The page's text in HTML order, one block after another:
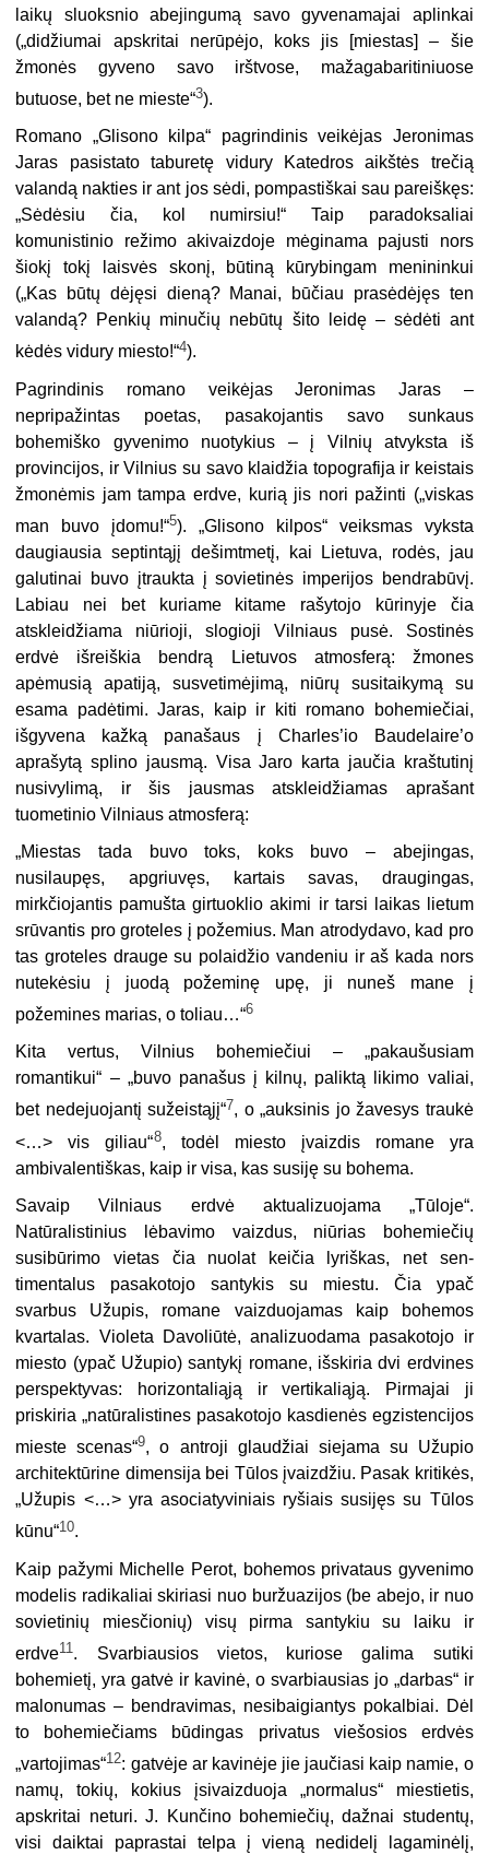
laikų sluoksnio abejingumą savo gyvena­majai aplinkai
(„didžiumai apskritai nerūpėjo, koks jis [miestas] – šie
žmonės gyveno savo irštvose, mažagabaritiniuose
butuose, bet ne mieste“3).
Romano „Glisono kilpa“ pagrindinis veikėjas Jeronimas
Jaras pasistato tabu­retę vidury Katedros aikštės trečią
valandą nakties ir ant jos sėdi, pompastiškai sau pareiškęs:
„Sėdėsiu čia, kol numirsiu!“ Taip paradoksaliai
komunistinio reži­mo akivaizdoje mėginama pajusti nors
šiokį tokį laisvės skonį, būtiną kūry­bingam menininkui
(„Kas būtų dėjęsi dieną? Manai, būčiau prasėdėjęs ten
valandą? Penkių minučių nebūtų šito leidę – sėdėti ant
kėdės vidury miesto!“4).
Pagrindinis romano veikėjas Jeronimas Jaras –
nepripažintas poetas, pasako­jantis savo sunkaus
bohemiško gyvenimo nuotykius – į Vilnių atvyksta iš
provin­cijos, ir Vilnius su savo klaidžia topografija ir keistais
žmonėmis jam tampa erdve, kurią jis nori pažinti („viskas
man buvo įdomu!“5). „Glisono kilpos“ veiks­mas vyksta
daugiausia septintąjį dešimtmetį, kai Lietuva, rodės, jau
galutinai buvo įtraukta į sovietinės imperijos bendrabūvį.
Labiau nei bet kuriame kitame rašytojo kūrinyje čia
atskleidžiama niūrioji, slogioji Vilniaus pusė. Sostinės
erdvė išreiškia bendrą Lietuvos atmosferą: žmones
apėmusią apatiją, susvetimėjimą, niūrų susitaikymą su
esama padėtimi. Jaras, kaip ir kiti romano bohemiečiai,
išgyvena kažką panašaus į Charles’io Baudelaire’o
aprašytą splino jausmą. Visa Jaro karta jaučia kraštutinį
nusivylimą, ir šis jausmas atskleidžiamas aprašant
tuometinio Vilniaus atmosferą:
„Miestas tada buvo toks, koks buvo – abejingas,
nusilaupęs, apgriuvęs, kartais savas, drau­gingas,
mirkčiojantis pamušta girtuoklio akimi ir tarsi laikas lietum
srūvantis pro groteles į požemius. Man atrodydavo, kad pro
tas groteles drauge su polaidžio vandeniu ir aš kada nors
nutekėsiu į juodą požeminę upę, ji nuneš mane į
požemines marias, o toliau…“6
Kita vertus, Vilnius bohemiečiui – „pakaušusiam
romantikui“ – „buvo panašus į kilnų, paliktą likimo valiai,
bet nedejuojantį sužeistąjį“7, o „auksinis jo žavesys traukė
<…> vis giliau“8, todėl miesto įvaizdis romane yra
ambivalentiškas, kaip ir visa, kas susiję su bohema.
Savaip Vilniaus erdvė aktualizuojama „Tūloje“.
Natūralistinius lėbavimo vaizdus, niūrias bohemiečių
susibūrimo vietas čia nuolat keičia lyriškas, net sen­
timentalus pasakotojo santykis su miestu. Čia ypač
svarbus Užupis, romane vaizduojamas kaip bohemos
kvartalas. Violeta Davoliūtė, analizuodama pasako­tojo ir
miesto (ypač Užupio) santykį romane, išskiria dvi erdvines
perspektyvas: horizontaliąją ir vertikaliąją. Pirmajai ji
priskiria „natūralistines pasakotojo kasdienės egzistencijos
mieste scenas“9, o antroji glaudžiai siejama su Užupio
architektūrine dimensija bei Tūlos įvaizdžiu. Pasak kritikės,
„Užupis <…> yra asociatyviniais ryšiais susijęs su Tūlos
kūnu“10.
Kaip pažymi Michelle Perot, bohemos privataus gyvenimo
modelis radikaliai skiriasi nuo buržuazijos (be abejo, ir nuo
sovietinių miesčionių) visų pirma san­tykiu su laiku ir
erdve11 . Svarbiausios vietos, kuriose galima sutiki
bohemietį, yra gatvė ir kavinė, o svarbiausias jo „darbas“ ir
malonumas – bendravimas, nesi­baigiantys pokalbiai. Dėl
to bohemiečiams būdingas privatus viešosios erdvės
„vartojimas“12: gatvėje ar kavinėje jie jaučiasi kaip namie, o
namų, tokių, kokius įsivaizduoja „normalus“ miestietis,
apskritai neturi. J. Kunčino bohemiečių, daž­nai studentų,
visi daiktai paprastai telpa į vieną nedidelį lagaminėlį,